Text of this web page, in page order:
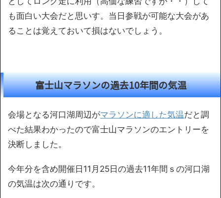
も面白い大会だと思いす。当日参戦が可能な大会があ
ることは覚えておいて損はないでしょう。
富士山マラソンの過去10年間の気温
会場となる河口湖周辺がマラソンに適した気温だと調
べた結果わかったので富士山マラソンのエントリーを
決断しました。
今年分を含め開催日11月25日の過去11年間ｓの河口湖
の気温は次の通りです。